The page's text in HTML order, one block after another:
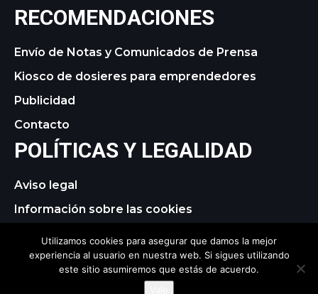
RECOMENDACIONES
Envío de Notas y Comunicados de Prensa
Kiosco de dosieres para emprendedores
Publicidad
Contacto
POLÍTICAS Y LEGALIDAD
Aviso legal
Información sobre las cookies
© 2021 tagDiv. All Rights Reserved. Made with Newspaper
Utilizamos cookies para asegurar que damos la mejor
experiencia al usuario en nuestra web. Si sigues utilizando
este sitio asumiremos que estás de acuerdo.